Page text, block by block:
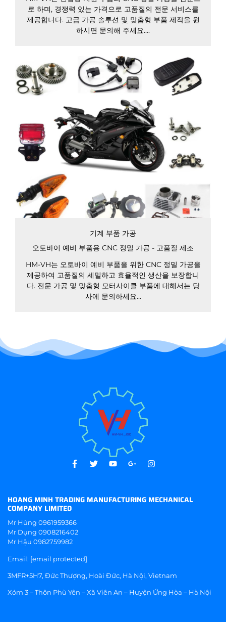
로 하며, 경쟁력 있는 가격으로 고품질의 전문 서비스를
제공합니다. 고급 가공 솔루션 및 맞춤형 부품 제작을 원
하시면 문의해 주세요....
기계 부품 가공
오토바이 예비 부품용 CNC 정밀 가공 - 고품질 제조
HM-VH는 오토바이 예비 부품을 위한 CNC 정밀 가공을
제공하여 고품질의 세밀하고 효율적인 생산을 보장합니
다. 전문 가공 및 맞춤형 모터사이클 부품에 대해서는 당
사에 문의하세요...
HOANG MINH TRADING MANUFACTURING MECHANICAL
COMPANY LIMITED
Mr Hùng 0961959366
Mr Dụng 0908216402
Mr Hậu 0982759982
Email: [email protected]
3MFR+5H7, Đức Thượng, Hoài Đức, Hà Nội, Vietnam
Xóm 3 – Thôn Phù Yên – Xã Viên An – Huyện Ứng Hòa – Hà Nội